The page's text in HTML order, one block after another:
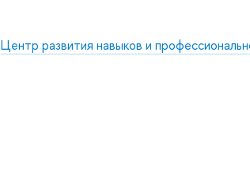
Центр развития навыков и